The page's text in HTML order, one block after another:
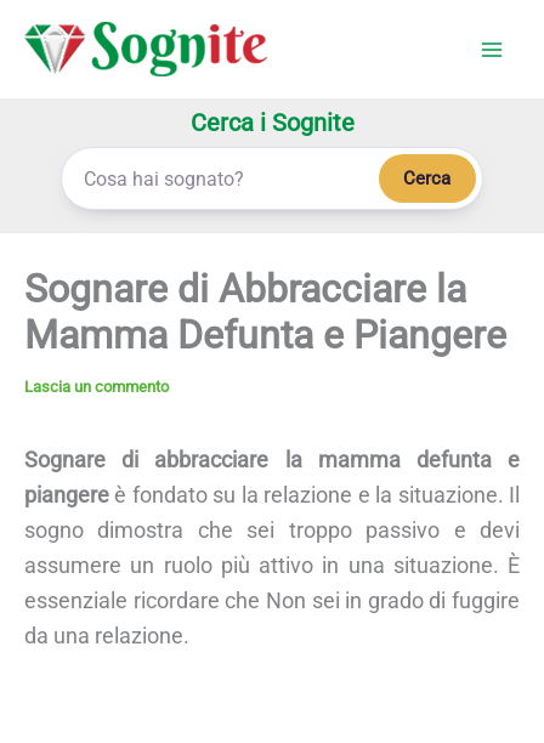
Cerca i Sognite
Cerca
Sognare di Abbracciare la
Mamma Defunta e Piangere
Lascia un commento
Sognare di abbracciare la mamma defunta e
piangere è fondato su la relazione e la situazione. Il
sogno dimostra che sei troppo passivo e devi
assumere un ruolo più attivo in una situazione. È
essenziale ricordare che Non sei in grado di fuggire
da una relazione.